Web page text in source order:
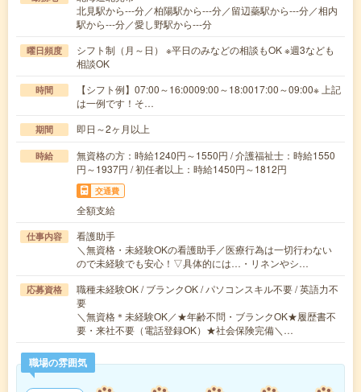
北見駅から---分／柏陽駅から---分／留辺蘂駅から---分／相内
駅から---分／愛し野駅から---分
曜日頻度
シフト制（月～日） ※平日のみなどの相談もOK ※週3なども
相談OK
時間
【シフト例】07:00～16:0009:00～18:0017:00～09:00※ 上記
は一例です！そ…
期間 即日～2ヶ月以上
時給
無資格の方：時給1240円～1550円 / 介護福祉士：時給1550
円～1937円 / 初任者以上：時給1450円～1812円
交通費
全額支給
仕事内容
看護助手
＼無資格・未経験OKの看護助手／医療行為は一切行わない
ので未経験でも安心！▽具体的には…・リネンやシ…
応募資格
職種未経験OK / ブランクOK / パソコンスキル不要 / 英語力不
要
＼無資格＊未経験OK／★年齢不問・ブランクOK★履歴書不
要・来社不要（電話登録OK）★社会保険完備＼…
職場の雰囲気